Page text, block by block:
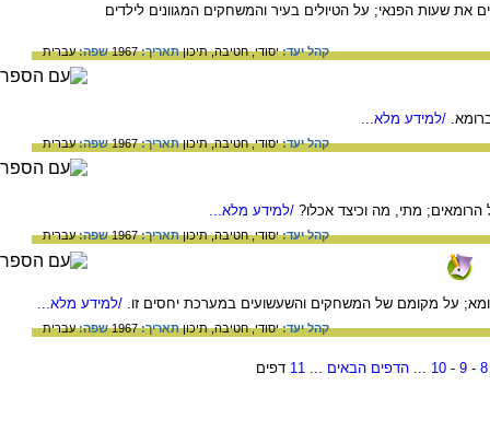
את שעות הפנאי; על הטיולים בעיר והמשחקים המגוונים לילדים
קהל יעד:יסודי,חטיבה,תיכוןתאריך:1967 שפה:עברית
/למידע מלא...
קהל יעד:יסודי,חטיבה,תיכוןתאריך:1967 שפה:עברית
מתי, מה וכיצד אכלו? /למידע מלא...
קהל יעד:יסודי,חטיבה,תיכוןתאריך:1967 שפה:עברית
על מקומם של המשחקים והשעשועים במערכת יחסים זו. /למידע מלא...
קהל יעד:יסודי,חטיבה,תיכוןתאריך:1967 שפה:עברית
8
-
9
-
10
...הדפים הבאים ...
11 דפים